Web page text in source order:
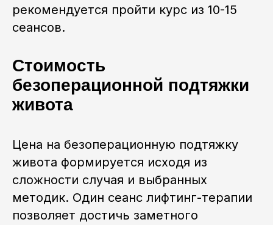
рекомендуется пройти курс из 10-15
сеансов.
Стоимость
безоперационной подтяжки
живота
Цена на безоперационную подтяжку
живота формируется исходя из
сложности случая и выбранных
методик. Один сеанс лифтинг-терапии
позволяет достичь заметного